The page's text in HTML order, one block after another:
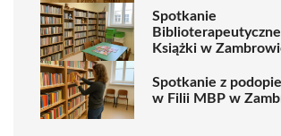
Spotkanie
Książki w
Spotkanie z
w Filii MBP w